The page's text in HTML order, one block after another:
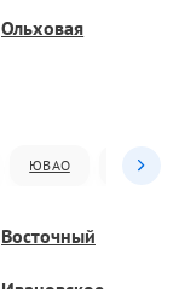
Ольховая
ЮВАО ЮАО
Восточный